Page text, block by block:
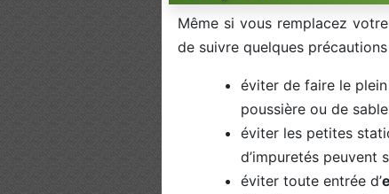
Même si vous remplacez
de suivre quelques
éviter de faire le
poussière ou de
éviter les petites
d’impuretés peuvent
éviter toute entrée d’